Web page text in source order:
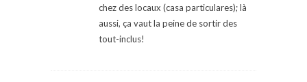
chez des locaux (casa particulares); là
aussi, ça vaut la peine de sortir des
tout-inclus!